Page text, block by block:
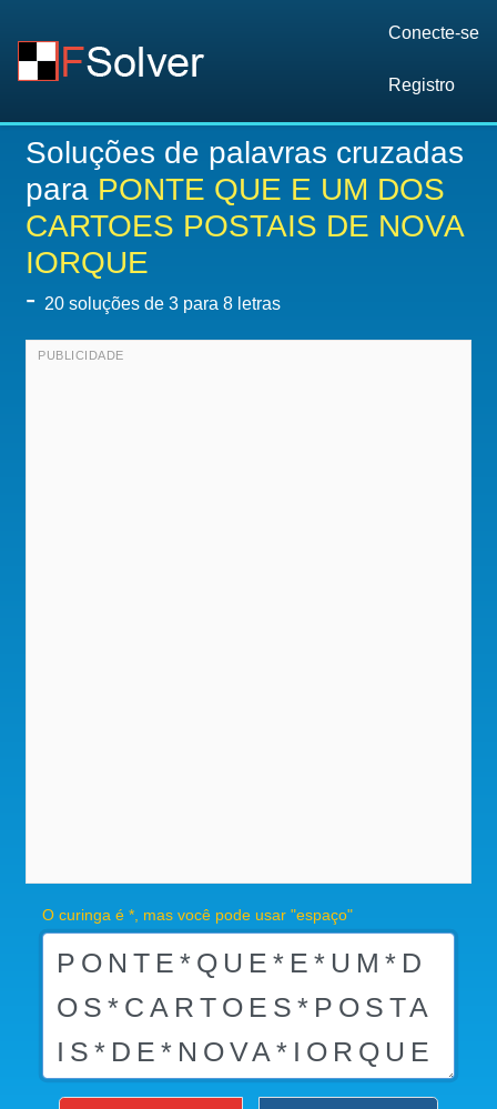
Conecte-se
Registro
Soluções de palavras cruzadas
para PONTE QUE E UM DOS
CARTOES POSTAIS DE NOVA
IORQUE
- 20 soluções de 3 para 8 letras
O curinga é *, mas você pode usar "espaço"